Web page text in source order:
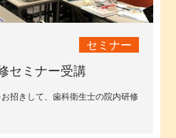
セミナー
セミナー受講
招きして、歯科衛生士の院内研修